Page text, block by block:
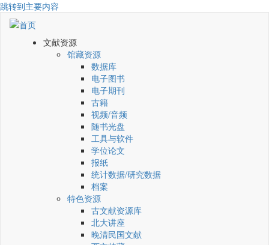
跳转到主要内容
文献资源
馆藏资源
数据库
电子图书
电子期刊
古籍
视频/音频
随书光盘
工具与软件
学位论文
报纸
统计数据/研究数据
档案
特色资源
古文献资源库
北大讲座
晚清民国文献